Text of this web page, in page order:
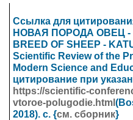
Ссылка для
НОВАЯ ПОРОДА ОВЕЦ -
BREED OF SHEEP -
Scientific Review of the
Modern Science and
цитирование при
https://scientific-
vtoroe-polugodie.html
2018). с. {см. сборник}